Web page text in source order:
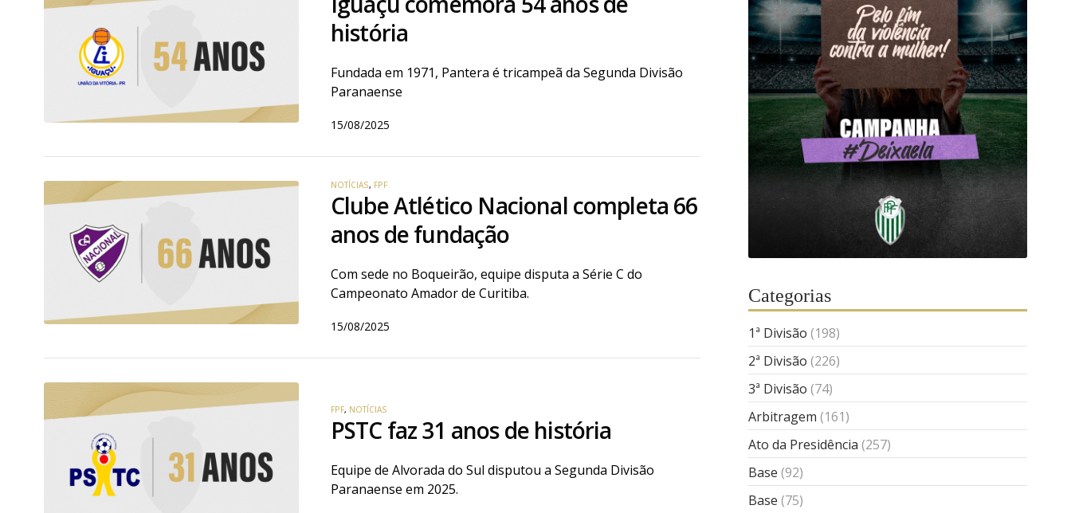
história
Fundada em 1971, Pantera é tricampeã da Segunda Divisão
Paranaense
15/08/2025
NOTÍCIAS, FPF
Clube Atlético Nacional completa 66
anos de fundação
Com sede no Boqueirão, equipe disputa a Série C do
Campeonato Amador de Curitiba.
15/08/2025
FPF, NOTÍCIAS
PSTC faz 31 anos de história
Equipe de Alvorada do Sul disputou a Segunda Divisão
Paranaense em 2025.
Categorias
1ª Divisão (198)
2ª Divisão (226)
3ª Divisão (74)
Arbitragem (161)
Ato da Presidência (257)
Base (92)
Base (75)